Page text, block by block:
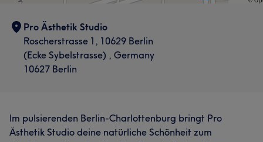
Pro Ästhetik Studio
Roscherstrasse 1, 10629 Berlin
(Ecke Sybelstrasse) , Germany
10627 Berlin
Im pulsierenden Berlin-Charlottenburg bringt Pro
Ästhetik Studio deine natürliche Schönheit zum